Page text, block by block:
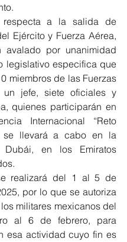
a la salida de
Ejército y Fuerza Aérea,
avalado por unanimidad
legislativo especifica que
miembros de las Fuerzas
un jefe, siete oficiales y
quienes participarán en
Internacional “Reto
se llevará a cabo en la
en los Emiratos
realizará del 1 al 5 de
por lo que se autoriza
militares mexicanos del
al 6 de febrero, para
esa actividad cuyo fin es